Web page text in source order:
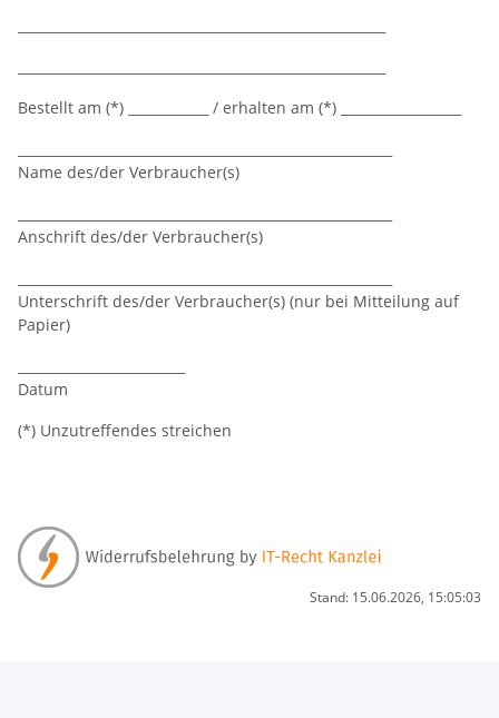
Bestellt am (*) ____________ / erhalten am (*) __________________
Name des/der Verbraucher(s)
Anschrift des/der Verbraucher(s)
Unterschrift des/der Verbraucher(s) (nur bei Mitteilung auf
Papier)
Datum
(*) Unzutreffendes streichen
Stand: 15.06.2026, 15:05:03